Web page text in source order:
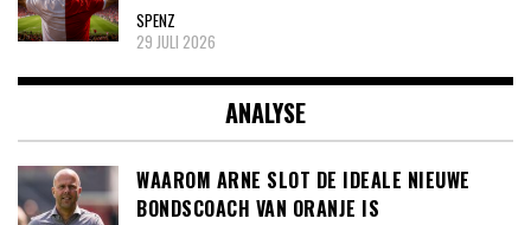
SPENZ
29 JULI 2026
ANALYSE
WAAROM ARNE SLOT DE IDEALE NIEUWE
BONDSCOACH VAN ORANJE IS